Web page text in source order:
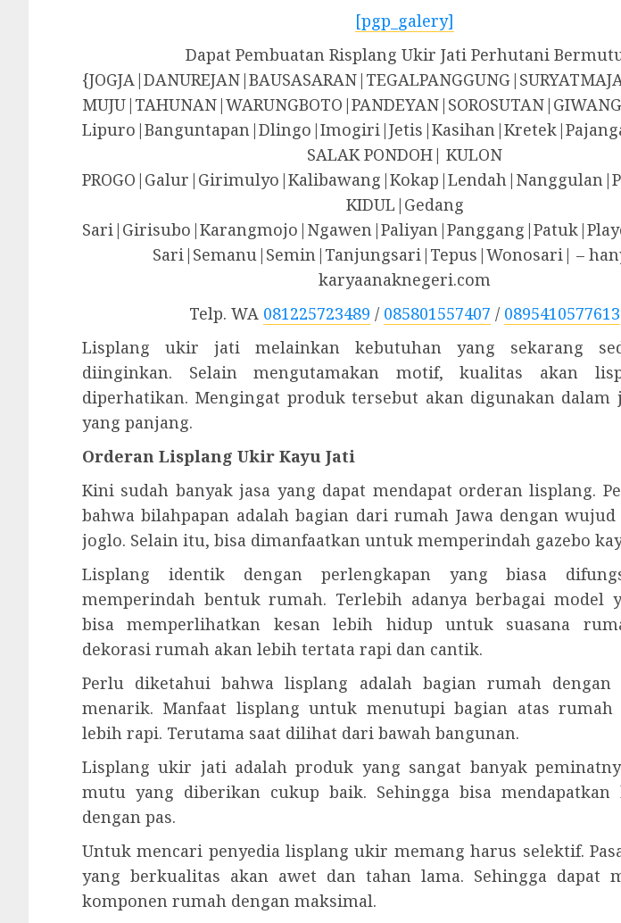
[pgp_galery]
Dapat Pembuatan Risplang Ukir Jati Perhutani
SALAK PONDOH| KULON
KIDUL|Gedang
Sari|Semanu|Semin|Tanjungsari|Tepus|Wonosari| –
karyaanaknegeri.com
Telp. WA 081225723489 / 085801557407 / 0895410577613
Lisplang ukir jati melainkan kebutuhan yang sekarang
diinginkan. Selain mengutamakan motif, kualitas akan
diperhatikan. Mengingat produk tersebut akan digunakan dalam
yang panjang.
Orderan Lisplang Ukir Kayu Jati
Kini sudah banyak jasa yang dapat mendapat orderan lisplang.
bahwa bilahpapan adalah bagian dari rumah Jawa dengan
joglo. Selain itu, bisa dimanfaatkan untuk memperindah gazebo
Lisplang identik dengan perlengkapan yang biasa
memperindah bentuk rumah. Terlebih adanya berbagai model
bisa memperlihatkan kesan lebih hidup untuk suasana
dekorasi rumah akan lebih tertata rapi dan cantik.
Perlu diketahui bahwa lisplang adalah bagian rumah dengan
menarik. Manfaat lisplang untuk menutupi bagian atas
lebih rapi. Terutama saat dilihat dari bawah bangunan.
Lisplang ukir jati adalah produk yang sangat banyak
mutu yang diberikan cukup baik. Sehingga bisa mendapatkan
dengan pas.
Untuk mencari penyedia lisplang ukir memang harus selektif.
yang berkualitas akan awet dan tahan lama. Sehingga dapat
komponen rumah dengan maksimal.